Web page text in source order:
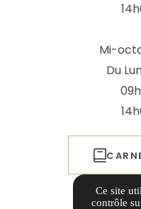
Mi-
Du
Ce site
contrôle